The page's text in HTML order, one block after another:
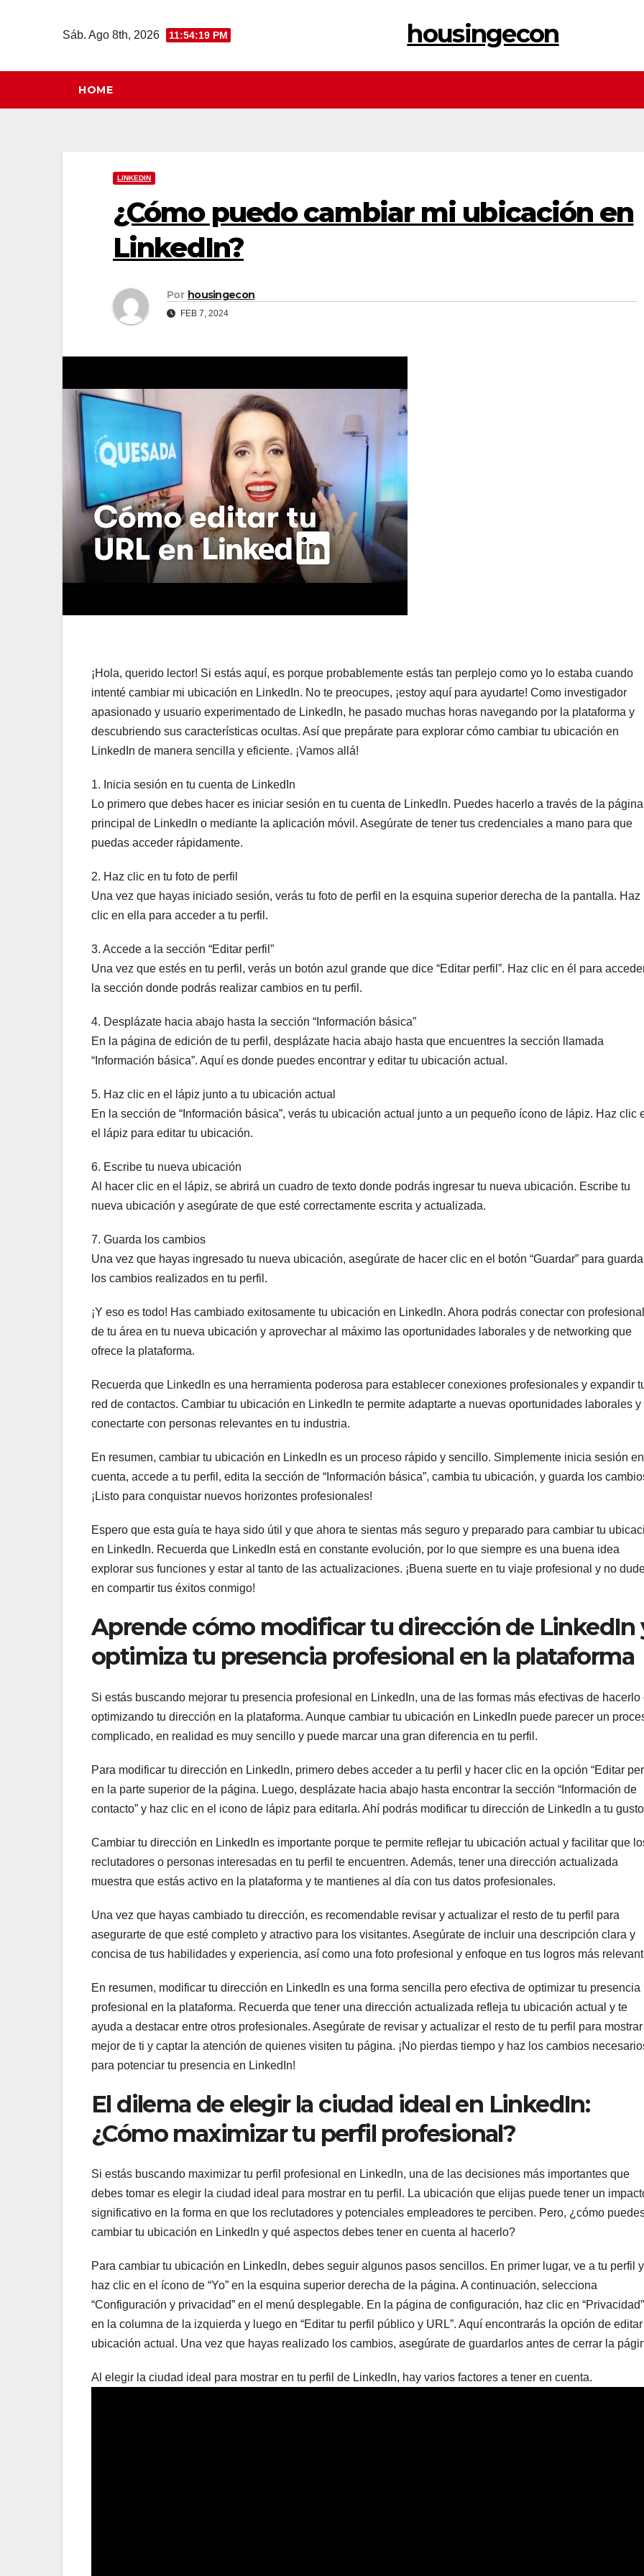
Sáb. Ago 8th, 2026 11:54:20 PM housingecon
HOME
LINKEDIN
¿Cómo puedo cambiar mi ubicación en
LinkedIn?
Por housingecon
FEB 7, 2024
¡Hola, querido lector! Si estás aquí, es porque probablemente estás tan perplejo como yo lo estaba cuando
intenté cambiar mi ubicación en LinkedIn. No te preocupes, ¡estoy aquí para ayudarte! Como investigador
apasionado y usuario experimentado de LinkedIn, he pasado muchas horas navegando por la plataforma y
descubriendo sus características ocultas. Así que prepárate para explorar cómo cambiar tu ubicación en
LinkedIn de manera sencilla y eficiente. ¡Vamos allá!
1. Inicia sesión en tu cuenta de LinkedIn
Lo primero que debes hacer es iniciar sesión en tu cuenta de LinkedIn. Puedes hacerlo a través de la página
principal de LinkedIn o mediante la aplicación móvil. Asegúrate de tener tus credenciales a mano para que
puedas acceder rápidamente.
2. Haz clic en tu foto de perfil
Una vez que hayas iniciado sesión, verás tu foto de perfil en la esquina superior derecha de la pantalla. Haz
clic en ella para acceder a tu perfil.
3. Accede a la sección “Editar perfil”
Una vez que estés en tu perfil, verás un botón azul grande que dice “Editar perfil”. Haz clic en él para
la sección donde podrás realizar cambios en tu perfil.
4. Desplázate hacia abajo hasta la sección “Información básica”
En la página de edición de tu perfil, desplázate hacia abajo hasta que encuentres la sección llamada
“Información básica”. Aquí es donde puedes encontrar y editar tu ubicación actual.
5. Haz clic en el lápiz junto a tu ubicación actual
En la sección de “Información básica”, verás tu ubicación actual junto a un pequeño ícono de lápiz. Haz clic
el lápiz para editar tu ubicación.
6. Escribe tu nueva ubicación
Al hacer clic en el lápiz, se abrirá un cuadro de texto donde podrás ingresar tu nueva ubicación. Escribe tu
nueva ubicación y asegúrate de que esté correctamente escrita y actualizada.
7. Guarda los cambios
Una vez que hayas ingresado tu nueva ubicación, asegúrate de hacer clic en el botón “Guardar” para
los cambios realizados en tu perfil.
¡Y eso es todo! Has cambiado exitosamente tu ubicación en LinkedIn. Ahora podrás conectar con
de tu área en tu nueva ubicación y aprovechar al máximo las oportunidades laborales y de networking que
ofrece la plataforma.
Recuerda que LinkedIn es una herramienta poderosa para establecer conexiones profesionales y expandir
red de contactos. Cambiar tu ubicación en LinkedIn te permite adaptarte a nuevas oportunidades laborales y
conectarte con personas relevantes en tu industria.
En resumen, cambiar tu ubicación en LinkedIn es un proceso rápido y sencillo. Simplemente inicia sesión
cuenta, accede a tu perfil, edita la sección de “Información básica”, cambia tu ubicación, y guarda los
¡Listo para conquistar nuevos horizontes profesionales!
Espero que esta guía te haya sido útil y que ahora te sientas más seguro y preparado para cambiar tu
en LinkedIn. Recuerda que LinkedIn está en constante evolución, por lo que siempre es una buena idea
explorar sus funciones y estar al tanto de las actualizaciones. ¡Buena suerte en tu viaje profesional y no
en compartir tus éxitos conmigo!
Aprende cómo modificar tu dirección de LinkedIn
optimiza tu presencia profesional en la plataforma
Si estás buscando mejorar tu presencia profesional en LinkedIn, una de las formas más efectivas de hacerlo
optimizando tu dirección en la plataforma. Aunque cambiar tu ubicación en LinkedIn puede parecer un
complicado, en realidad es muy sencillo y puede marcar una gran diferencia en tu perfil.
Para modificar tu dirección en LinkedIn, primero debes acceder a tu perfil y hacer clic en la opción “Editar
en la parte superior de la página. Luego, desplázate hacia abajo hasta encontrar la sección “Información de
contacto” y haz clic en el icono de lápiz para editarla. Ahí podrás modificar tu dirección de LinkedIn a tu
Cambiar tu dirección en LinkedIn es importante porque te permite reflejar tu ubicación actual y facilitar que
reclutadores o personas interesadas en tu perfil te encuentren. Además, tener una dirección actualizada
muestra que estás activo en la plataforma y te mantienes al día con tus datos profesionales.
Una vez que hayas cambiado tu dirección, es recomendable revisar y actualizar el resto de tu perfil para
asegurarte de que esté completo y atractivo para los visitantes. Asegúrate de incluir una descripción clara y
concisa de tus habilidades y experiencia, así como una foto profesional y enfoque en tus logros más
En resumen, modificar tu dirección en LinkedIn es una forma sencilla pero efectiva de optimizar tu presencia
profesional en la plataforma. Recuerda que tener una dirección actualizada refleja tu ubicación actual y te
ayuda a destacar entre otros profesionales. Asegúrate de revisar y actualizar el resto de tu perfil para
mejor de ti y captar la atención de quienes visiten tu página. ¡No pierdas tiempo y haz los cambios
para potenciar tu presencia en LinkedIn!
El dilema de elegir la ciudad ideal en LinkedIn:
¿Cómo maximizar tu perfil profesional?
Si estás buscando maximizar tu perfil profesional en LinkedIn, una de las decisiones más importantes que
debes tomar es elegir la ciudad ideal para mostrar en tu perfil. La ubicación que elijas puede tener un
significativo en la forma en que los reclutadores y potenciales empleadores te perciben. Pero, ¿cómo
cambiar tu ubicación en LinkedIn y qué aspectos debes tener en cuenta al hacerlo?
Para cambiar tu ubicación en LinkedIn, debes seguir algunos pasos sencillos. En primer lugar, ve a tu perfil y
haz clic en el ícono de “Yo” en la esquina superior derecha de la página. A continuación, selecciona
“Configuración y privacidad” en el menú desplegable. En la página de configuración, haz clic en “Privacidad”
en la columna de la izquierda y luego en “Editar tu perfil público y URL”. Aquí encontrarás la opción de editar
ubicación actual. Una vez que hayas realizado los cambios, asegúrate de guardarlos antes de cerrar la
Al elegir la ciudad ideal para mostrar en tu perfil de LinkedIn, hay varios factores a tener en cuenta.